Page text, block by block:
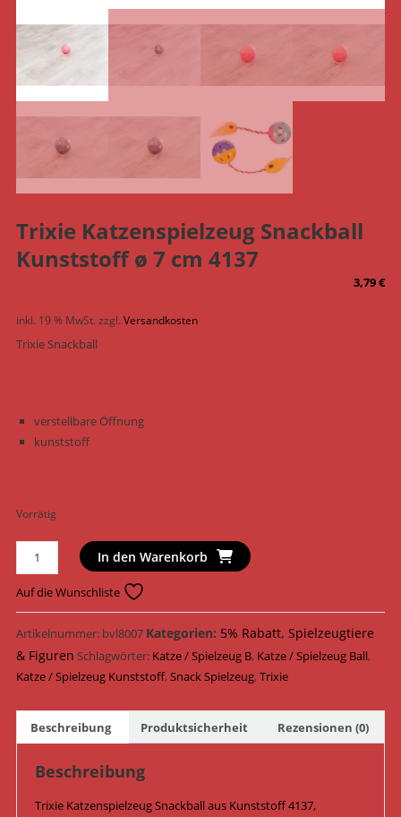
Trixie Katzenspielzeug Snackball
Kunststoff ø 7 cm 4137
3,79€
inkl. 19 % MwSt.zzgl.Versandkosten
Trixie Snackball
verstellbare Öffnung
kunststoff
Vorrätig
Trixie
Katzenspielzeug
Snackball
Kunststoff
ø
7
cm
Menge
In den Warenkorb
Auf die Wunschliste
Artikelnummer: bvl8007 Kategorien: 5% Rabatt, Spielzeugtiere
& Figuren Schlagwörter: Katze / Spielzeug B, Katze / Spielzeug Ball,
Katze / Spielzeug Kunststoff,Snack Spielzeug,Trixie
Beschreibung Produktsicherheit Rezensionen (0)
Beschreibung
Trixie Katzenspielzeug Snackball aus Kunststoff 4137,